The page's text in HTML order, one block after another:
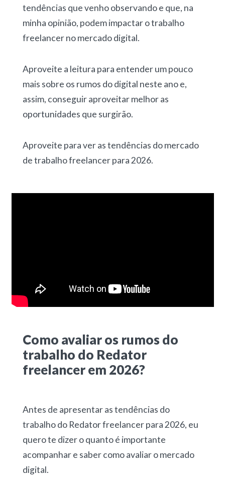
tendências que venho observando e que, na
minha opinião, podem impactar o trabalho
freelancer no mercado digital.
Aproveite a leitura para entender um pouco
mais sobre os rumos do digital neste ano e,
assim, conseguir aproveitar melhor as
oportunidades que surgirão.
Aproveite para ver as tendências do mercado
de trabalho freelancer para 2026.
Como avaliar os rumos do
trabalho do Redator
freelancer em 2026?
Antes de apresentar as tendências do
trabalho do Redator freelancer para 2026, eu
quero te dizer o quanto é importante
acompanhar e saber como avaliar o mercado
digital.